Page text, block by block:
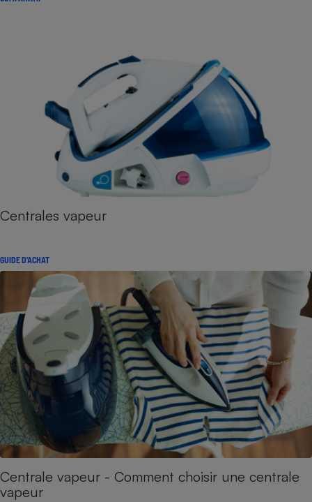
Centrales vapeur
GUIDE D'ACHAT
Centrale vapeur - Comment choisir une centrale
vapeur